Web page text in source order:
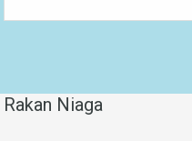
Rakan Niaga